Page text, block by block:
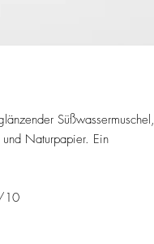
Süßwassermuschel,
und Naturpapier. Ein
10